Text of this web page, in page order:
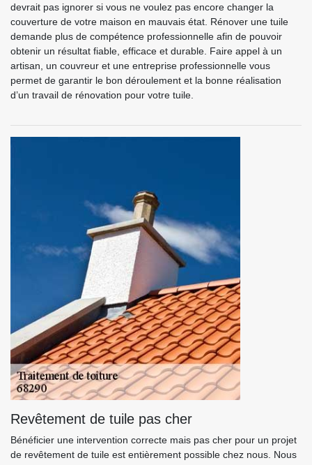
devrait pas ignorer si vous ne voulez pas encore changer la
couverture de votre maison en mauvais état. Rénover une tuile
demande plus de compétence professionnelle afin de pouvoir
obtenir un résultat fiable, efficace et durable. Faire appel à un
artisan, un couvreur et une entreprise professionnelle vous
permet de garantir le bon déroulement et la bonne réalisation
d’un travail de rénovation pour votre tuile.
Revêtement de tuile pas cher
Bénéficier une intervention correcte mais pas cher pour un projet
de revêtement de tuile est entièrement possible chez nous. Nous